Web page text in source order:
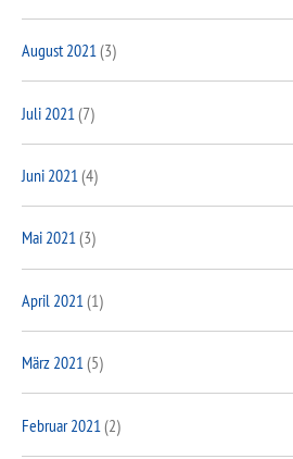
August 2021(3)
Juli 2021 (7)
Juni 2021(4)
Mai 2021(3)
April 2021 (1)
März 2021(5)
Februar 2021 (2)